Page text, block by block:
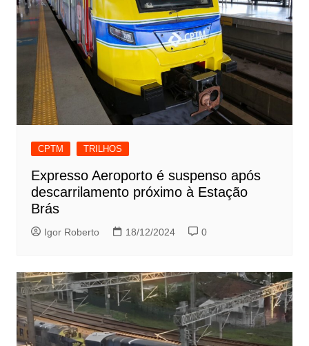
CPTM TRILHOS
Expresso Aeroporto é suspenso após
descarrilamento próximo à Estação
Brás
Igor Roberto 18/12/2024 0